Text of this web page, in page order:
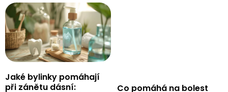
V
ý
p
i
s
č
l
á
Jaké bylinky pomáhají
při zánětu dásní:
Co pomáhá na bolest